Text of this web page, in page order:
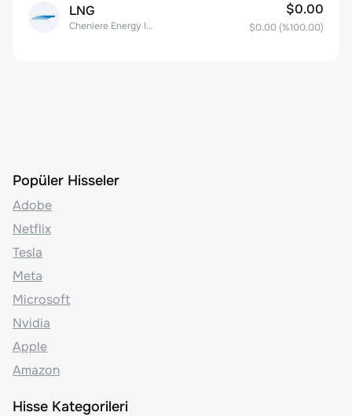
LNG
Cheniere Energy Inc
$0.00
$0.00 (%100.00)
Popüler Hisseler
Adobe
Netflix
Tesla
Meta
Microsoft
Nvidia
Apple
Amazon
Hisse Kategorileri